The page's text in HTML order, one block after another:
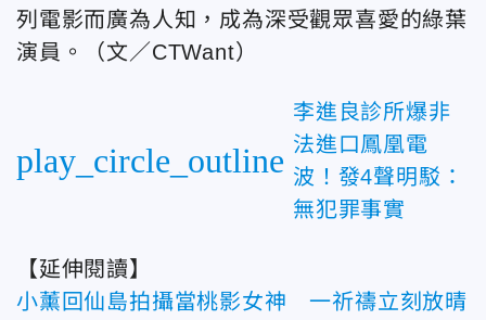
列電影而廣為人知，成為深受觀眾喜愛的綠葉
演員。（文／CTWant）
play_circle_outline
李進良診所爆非
法進口鳳凰電
波！發4聲明駁：
無犯罪事實
【延伸閱讀】
小薰回仙島拍攝當桃影女神 一祈禱立刻放晴